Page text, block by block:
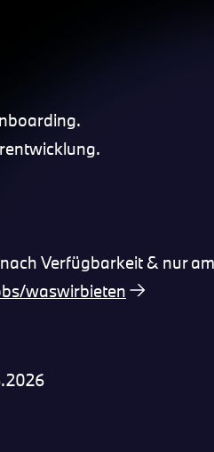
Verfügbarkeit & nur
waswirbieten